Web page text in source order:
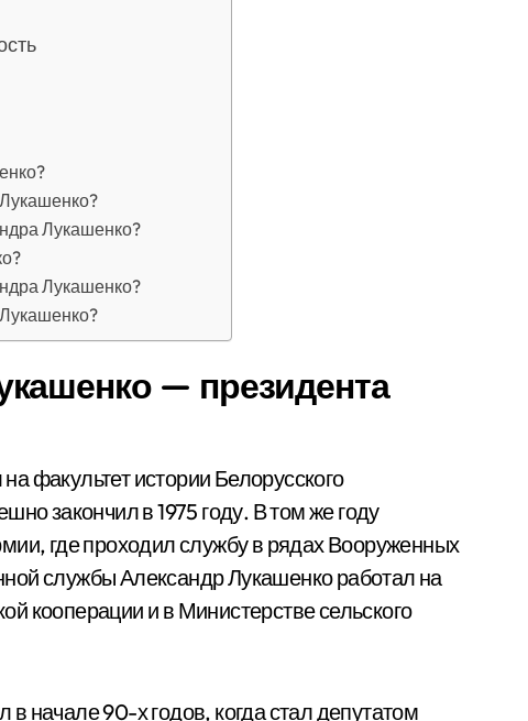
Лукашенко?
Лукашенко?
— президента
факультет истории Белорусского
закончил в 1975 году. В том же году
где проходил службу в рядах Вооруженных
службы Александр Лукашенко работал на
кооперации и в Министерстве сельского
начале 90-х годов, когда стал депутатом